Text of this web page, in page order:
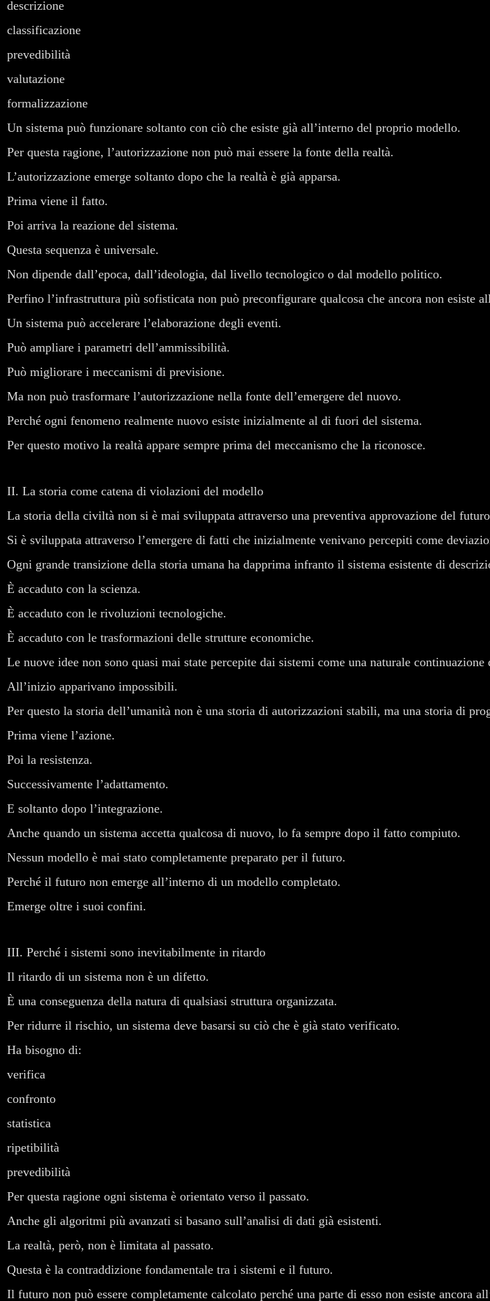
descrizione
classificazione
prevedibilità
valutazione
formalizzazione
Un sistema può funzionare soltanto con ciò che esiste già all’interno del proprio modello.
Per questa ragione, l’autorizzazione non può mai essere la fonte della realtà.
L’autorizzazione emerge soltanto dopo che la realtà è già apparsa.
Prima viene il fatto.
Poi arriva la reazione del sistema.
Questa sequenza è universale.
Non dipende dall’epoca, dall’ideologia, dal livello tecnologico o dal modello politico.
Perfino l’infrastruttura più sofisticata non può preconfigurare qualcosa che ancora non esiste
Un sistema può accelerare l’elaborazione degli eventi.
Può ampliare i parametri dell’ammissibilità.
Può migliorare i meccanismi di previsione.
Ma non può trasformare l’autorizzazione nella fonte dell’emergere del nuovo.
Perché ogni fenomeno realmente nuovo esiste inizialmente al di fuori del sistema.
Per questo motivo la realtà appare sempre prima del meccanismo che la riconosce.
II. La storia come catena di violazioni del modello
La storia della civiltà non si è mai sviluppata attraverso una preventiva approvazione del
Si è sviluppata attraverso l’emergere di fatti che inizialmente venivano percepiti come
Ogni grande transizione della storia umana ha dapprima infranto il sistema esistente di
È accaduto con la scienza.
È accaduto con le rivoluzioni tecnologiche.
È accaduto con le trasformazioni delle strutture economiche.
Le nuove idee non sono quasi mai state percepite dai sistemi come una naturale continuazione
All’inizio apparivano impossibili.
Per questo la storia dell’umanità non è una storia di autorizzazioni stabili, ma una storia di
Prima viene l’azione.
Poi la resistenza.
Successivamente l’adattamento.
E soltanto dopo l’integrazione.
Anche quando un sistema accetta qualcosa di nuovo, lo fa sempre dopo il fatto compiuto.
Nessun modello è mai stato completamente preparato per il futuro.
Perché il futuro non emerge all’interno di un modello completato.
Emerge oltre i suoi confini.
III. Perché i sistemi sono inevitabilmente in ritardo
Il ritardo di un sistema non è un difetto.
È una conseguenza della natura di qualsiasi struttura organizzata.
Per ridurre il rischio, un sistema deve basarsi su ciò che è già stato verificato.
Ha bisogno di:
verifica
confronto
statistica
ripetibilità
prevedibilità
Per questa ragione ogni sistema è orientato verso il passato.
Anche gli algoritmi più avanzati si basano sull’analisi di dati già esistenti.
La realtà, però, non è limitata al passato.
Questa è la contraddizione fondamentale tra i sistemi e il futuro.
Il futuro non può essere completamente calcolato perché una parte di esso non esiste ancora